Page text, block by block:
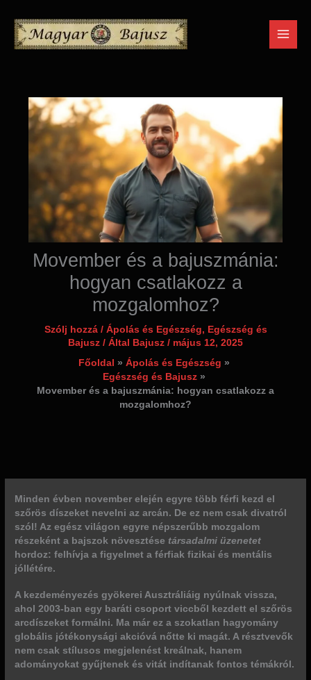
content
Movember és a bajuszmánia:
hogyan csatlakozz a
mozgalomhoz?
Szólj hozzá / Ápolás és Egészség, Egészség és
Bajusz / Által Bajusz / május 12, 2025
Főoldal
Ápolás és Egészség
Egészség és Bajusz
Movember és a bajuszmánia: hogyan csatlakozz a
mozgalomhoz?
Minden évben november elején egyre több férfi kezd el
szőrös díszeket nevelni az arcán. De ez nem csak divatról
szól! Az egész világon egyre népszerűbb mozgalom
részeként a bajszok növesztése társadalmi üzenetet
hordoz: felhívja a figyelmet a férfiak fizikai és mentális
jóllétére.
A kezdeményezés gyökerei Ausztráliáig nyúlnak vissza,
ahol 2003-ban egy baráti csoport viccből kezdett el szőrös
arcdíszeket formálni. Ma már ez a szokatlan hagyomány
globális jótékonysági akcióvá nőtte ki magát. A résztvevők
nem csak stílusos megjelenést kreálnak, hanem
adományokat gyűjtenek és vitát indítanak fontos témákról.